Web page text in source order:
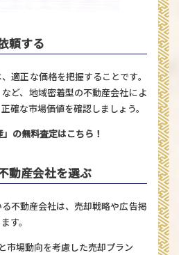
頼する
適正な価格を把握することです。
など、地域密着型の不動産会社によ
確な市場価値を確認しましょう。
」の無料査定はこちら！
動産会社を選ぶ
不動産会社は、売却戦略や広告掲
す。
市場動向を考慮した売却プラン